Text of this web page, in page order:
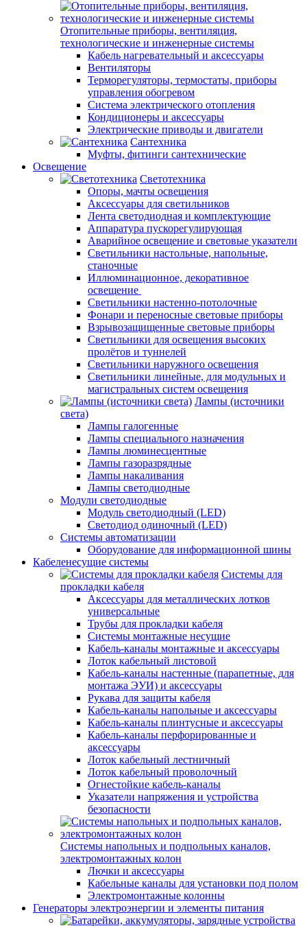
Отопительные приборы, вентиляция,
технологические и инженерные системы
Кабель нагревательный и аксессуары
Вентиляторы
Терморегуляторы, термостаты, приборы
управления обогревом
Система электрического отопления
Кондиционеры и аксессуары
Электрические приводы и двигатели
Сантехника
Муфты, фитинги сантехнические
Освещение
Светотехника
Опоры, мачты освещения
Аксессуары для светильников
Лента светодиодная и комплектующие
Аппаратура пускорегулирующая
Аварийное освещение и световые указатели
Светильники настольные, напольные,
станочные
Иллюминационное, декоративное
освещение
Светильники настенно-потолочные
Фонари и переносные световые приборы
Взрывозащищенные световые приборы
Светильники для освещения высоких
пролётов и туннелей
Светильники наружного освещения
Светильники линейные, для модульных и
магистральных систем освещения
Лампы (источники
света)
Лампы галогенные
Лампы специального назначения
Лампы люминесцентные
Лампы газоразрядные
Лампы накаливания
Лампы светодиодные
Модули светодиодные
Модуль светодиодный (LED)
Светодиод одиночный (LED)
Системы автоматизации
Оборудование для информационной шины
Кабеленесущие системы
Системы для
прокладки кабеля
Аксессуары для металлических лотков
универсальные
Трубы для прокладки кабеля
Системы монтажные несущие
Кабель-каналы монтажные и аксессуары
Лоток кабельный листовой
Кабель-каналы настенные (парапетные, для
монтажа ЭУИ) и аксессуары
Рукава для защиты кабеля
Кабель-каналы напольные и аксессуары
Кабель-каналы плинтусные и аксессуары
Кабель-каналы перфорированные и
аксессуары
Лоток кабельный лестничный
Лоток кабельный проволочный
Огнестойкие кабель-каналы
Указатели напряжения и устройства
безопасности
Системы напольных и подпольных каналов,
электромонтажных колон
Лючки и аксессуары
Кабельные каналы для установки под полом
Электромонтажные колонны
Генераторы электроэнергии и элементы питания